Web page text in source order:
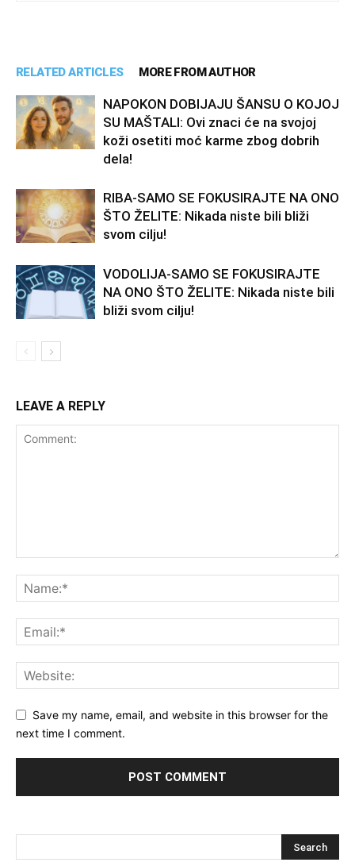
RELATED ARTICLES MORE FROM AUTHOR
NAPOKON DOBIJAJU ŠANSU O KOJOJ
SU MAŠTALI: Ovi znaci će na svojoj
koži osetiti moć karme zbog dobrih
dela!
RIBA-SAMO SE FOKUSIRAJTE NA ONO
ŠTO ŽELITE: Nikada niste bili bliži
svom cilju!
VODOLIJA-SAMO SE FOKUSIRAJTE
NA ONO ŠTO ŽELITE: Nikada niste bili
bliži svom cilju!
LEAVE A REPLY
Save my name, email, and website in this browser for the
next time I comment.